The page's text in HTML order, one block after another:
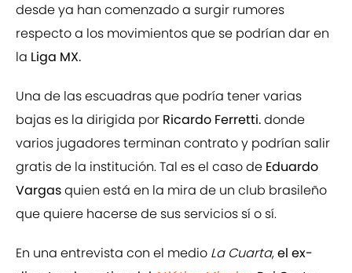
desde ya han comenzado a surgir rumores
respecto a los movimientos que se podrían dar en
la Liga MX.
Una de las escuadras que podría tener varias
bajas es la dirigida por Ricardo Ferretti.donde
varios jugadores terminan contrato y podrían salir
gratis de la institución. Tal es el caso de Eduardo
Vargasquien está en la mira de un club brasileño
que quiere hacerse de sus servicios sí o sí.
En una entrevista con el medio La Cuarta,el ex-